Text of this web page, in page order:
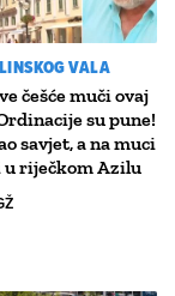
VALA
češće muči ovaj
su pune!
savjet, a na muci
u riječkom Azilu